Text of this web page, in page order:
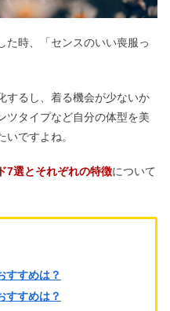
た時、「センスのいい喪服っ
するし、着る機会が少ないか
ツタイプなど自分の体型を美
ですよね。
7選とそれぞれの特徴について
すすめは？
すすめは？